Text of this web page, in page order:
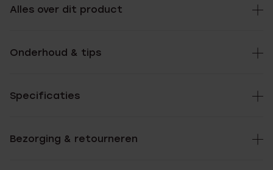
Alles over dit product
Onderhoud & tips
Specificaties
Bezorging & retourneren